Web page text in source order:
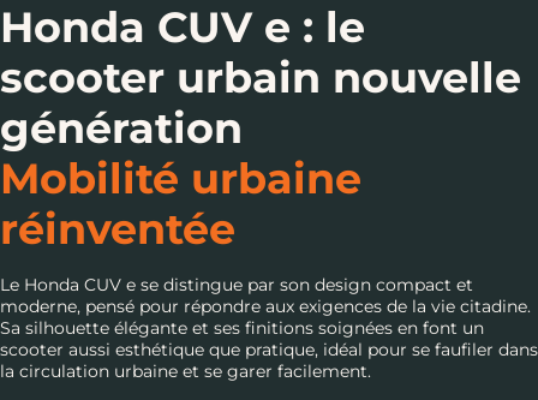
Honda CUV e : le
scooter urbain nouvelle
génération
Mobilité urbaine
réinventée
Le Honda CUV e se distingue par son design compact et
moderne, pensé pour répondre aux exigences de la vie citadine.
Sa silhouette élégante et ses finitions soignées en font un
scooter aussi esthétique que pratique, idéal pour se faufiler dans
la circulation urbaine et se garer facilement.